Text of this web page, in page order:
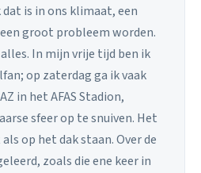
is in ons klimaat, een
groot probleem worden.
In mijn vrije tijd ben ik
op zaterdag ga ik vaak
in het AFAS Stadion,
sfeer op te snuiven. Het
op het dak staan. Over de
zoals die ene keer in